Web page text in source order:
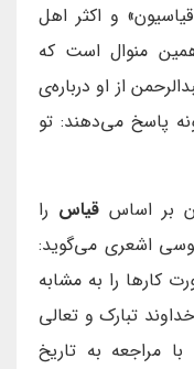
و اکثر اهل
منوال است که
از او درباره‌ی
پاسخ می‌دهند: تو
بر اساس قیاس را
اشعری می‌گوید:
کارها را به مشابه
تبارک و تعالی
مراجعه به تاریخ